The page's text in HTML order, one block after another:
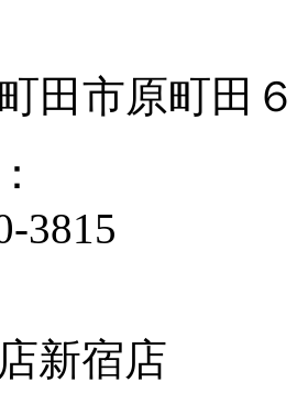
田市原町田
3815
新宿店